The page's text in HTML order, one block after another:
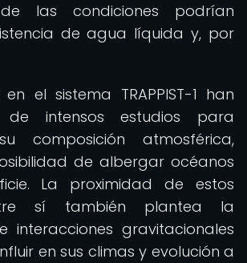
las condiciones podrían
de agua líquida y, por
el sistema TRAPPIST-1 han
intensos estudios para
composición atmosférica,
de albergar océanos
La proximidad de estos
sí también plantea la
interacciones gravitacionales
en sus climas y evolución a